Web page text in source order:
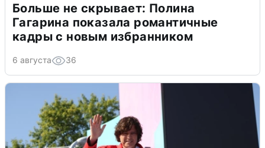
Больше не скрывает: Полина
Гагарина показала романтичные
кадры с новым избранником
6 августа 36